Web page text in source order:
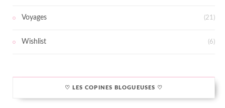
Voyages (21)
Wishlist (6)
♡ LES COPINES BLOGUEUSES ♡